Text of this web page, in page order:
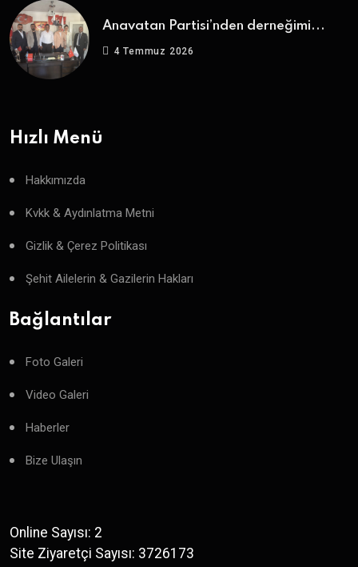
Anavatan Partisi’nden derneğimi...
4 Temmuz 2026
Hızlı Menü
Hakkımızda
Kvkk & Aydınlatma Metni
Gizlik & Çerez Politikası
Şehit Ailelerin & Gazilerin Hakları
Bağlantılar
Foto Galeri
Video Galeri
Haberler
Bize Ulaşın
Online Sayısı: 2
Site Ziyaretçi Sayısı: 3726173